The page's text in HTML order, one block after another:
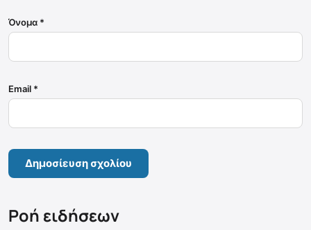
Όνομα *
Email *
Ροή ειδήσεων